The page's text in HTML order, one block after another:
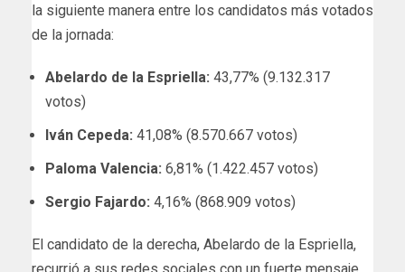
la siguiente manera entre los candidatos más votados
de la jornada:
Abelardo de la Espriella: 43,77% (9.132.317
votos)
Iván Cepeda: 41,08% (8.570.667 votos)
Paloma Valencia: 6,81% (1.422.457 votos)
Sergio Fajardo: 4,16% (868.909 votos)
El candidato de la derecha, Abelardo de la Espriella,